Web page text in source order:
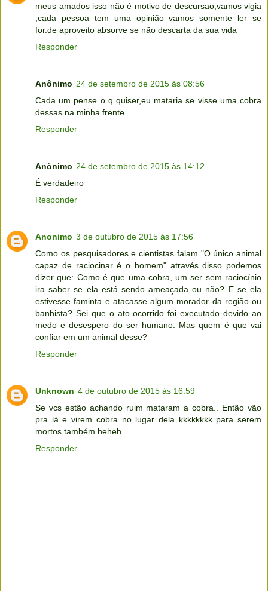
meus amados isso não é motivo de descursao,vamos vigia
,cada pessoa tem uma opinião vamos somente ler se
for.de aproveito absorve se não descarta da sua vida
Responder
Anônimo 24 de setembro de 2015 às 08:56
Cada um pense o q quiser,eu mataria se visse uma cobra
dessas na minha frente.
Responder
Anônimo 24 de setembro de 2015 às 14:12
É verdadeiro
Responder
Anonimo 3 de outubro de 2015 às 17:56
Como os pesquisadores e cientistas falam "O único animal
capaz de raciocinar é o homem" através disso podemos
dizer que: Como é que uma cobra, um ser sem raciocínio
ira saber se ela está sendo ameaçada ou não? E se ela
estivesse faminta e atacasse algum morador da região ou
banhista? Sei que o ato ocorrido foi executado devido ao
medo e desespero do ser humano. Mas quem é que vai
confiar em um animal desse?
Responder
Unknown 4 de outubro de 2015 às 16:59
Se vcs estão achando ruim mataram a cobra.. Então vão
pra lá e virem cobra no lugar dela kkkkkkkk para serem
mortos também heheh
Responder